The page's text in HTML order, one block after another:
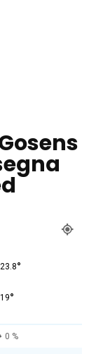
23.8°
19°
0 %